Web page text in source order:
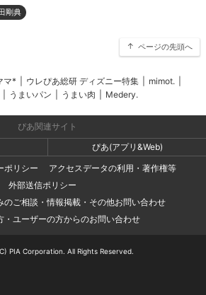
剛典
ページの先頭へ
マ* ウレぴあ総研 ディズニー特集 mimot.
うまいパン うまい肉 Medery.
ぴあ関連サイト
ぴあ(アプリ&Web)
ポリシー
アクセスデータの利用・著作権等
外部送信ポリシー
のご相談・情報掲載・その他お問い合わせ
・ユーザーの方からのお問い合わせ
PIA Corporation. All Rights Reserved.